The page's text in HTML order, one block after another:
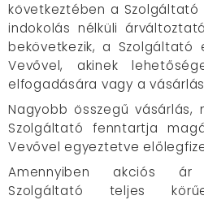
következtében a
indokolás nélküli
bekövetkezik, a
Vevővel, akinek
elfogadására vagy a
Nagyobb összegű
Szolgáltató fenntartja
Vevővel egyeztetve
Amennyiben akciós ár
Szolgáltató teljes